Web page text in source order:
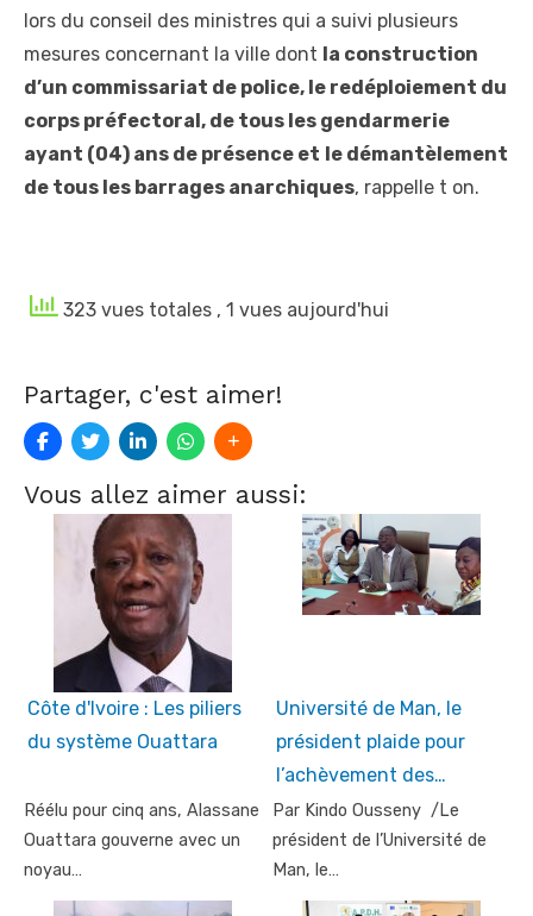
lors du conseil des ministres qui a suivi plusieurs
mesures concernant la ville dont la construction
d’un commissariat de police, le redéploiement du
corps préfectoral, de tous les gendarmerie
ayant (04) ans de présence et le démantèlement
de tous les barrages anarchiques, rappelle t on.
323 vues totales , 1 vues aujourd'hui
Partager, c'est aimer!
Vous allez aimer aussi:
Côte d'Ivoire : Les piliers
du système Ouattara
Réélu pour cinq ans, Alassane
Ouattara gouverne avec un
noyau…
Université de Man, le
président plaide pour
l’achèvement des…
Par Kindo Ousseny /Le
président de l’Université de
Man, le…